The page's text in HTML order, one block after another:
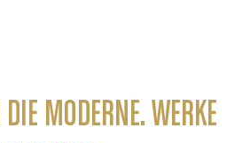
MODERNE. WERKE